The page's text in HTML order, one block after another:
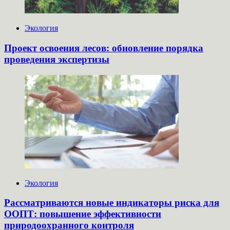
Экология
Проект освоения лесов: обновление порядка
проведения экспертизы
Экология
Рассматриваются новые индикаторы риска для
ООПТ: повышение эффективности
природоохранного контроля